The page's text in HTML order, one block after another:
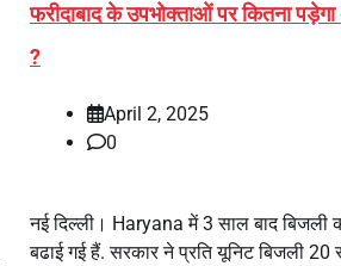
फरीदाबाद के उपभोक्ताओं पर कितना
?
April 2, 2025
0
नई दिल्‍ली। Haryana में 3 साल बाद बिजली
बढाई गई हैं. सरकार ने प्रति यूनिट बिजली 20